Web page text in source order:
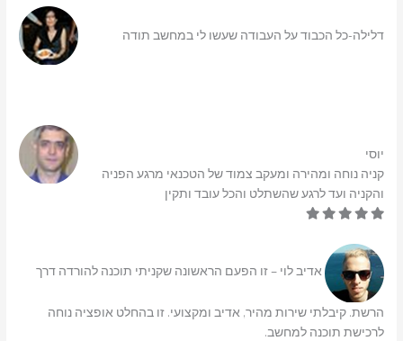
דלילה-כל הכבוד על העבודה שעשו לי במחשב תודה
יוסי
קניה נוחה ומהירה ומעקב צמוד של הטכנאי מרגע הפניה
והקניה ועד לרגע שהשתלט והכל עובד ותקין
אדיב לוי – זו הפעם הראשונה שקניתי תוכנה להורדה דרך
הרשת. קיבלתי שירות מהיר, אדיב ומקצועי. זו בהחלט אופציה נוחה
לרכישת תוכנה למחשב.